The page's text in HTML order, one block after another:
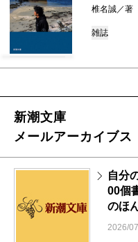
椎名誠／著
雑誌
新潮文庫
メールアーカイブス
自分
00個
のほ
2026/